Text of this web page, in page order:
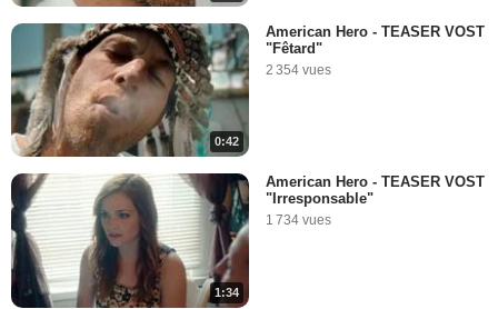
0:42
American Hero - TEASER VOST
"Fêtard"
2 354 vues
1:34
American Hero - TEASER VOST
"Irresponsable"
1 734 vues